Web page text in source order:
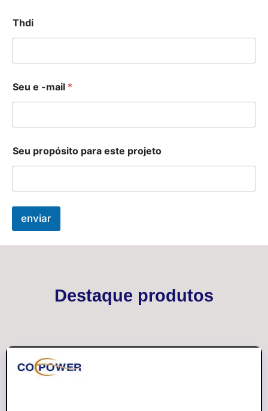
Thdi
Seu e -mail *
Seu propósito para este projeto
enviar
Destaque produtos